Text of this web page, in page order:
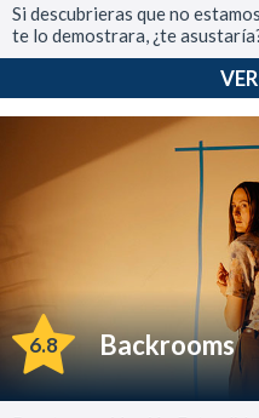
Si descubrieras que no
te lo demostrara, ¿te
6.8 Backrooms